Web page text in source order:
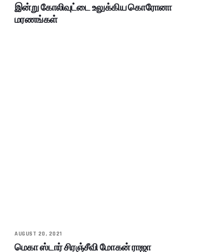
இன்று கோலிவுட்டை உலுக்கிய கொரோனா
மரணங்கள்
AUGUST 20, 2021
மெகா ஸ்டார் சிரஞ்சீவி மோகன் ராஜா